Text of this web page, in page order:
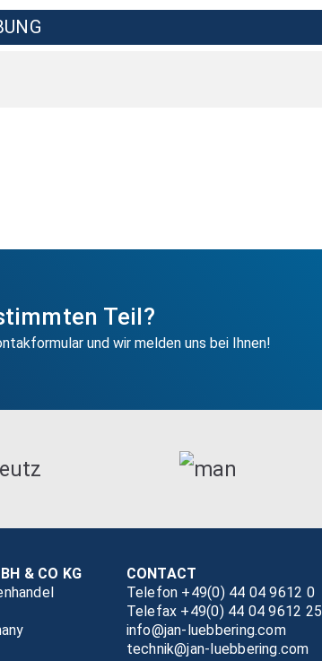
Teil?
und wir melden uns bei Ihnen!
& CO KG
CONTACT
Telefon +49(0) 44 04 9612 0
Telefax +49(0) 44 04 9612 25
info@jan-luebbering.com
technik@jan-luebbering.com